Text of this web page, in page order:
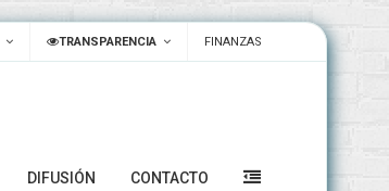
TRANSPARENCIA FINANZAS
DIFUSIÓN CONTACTO